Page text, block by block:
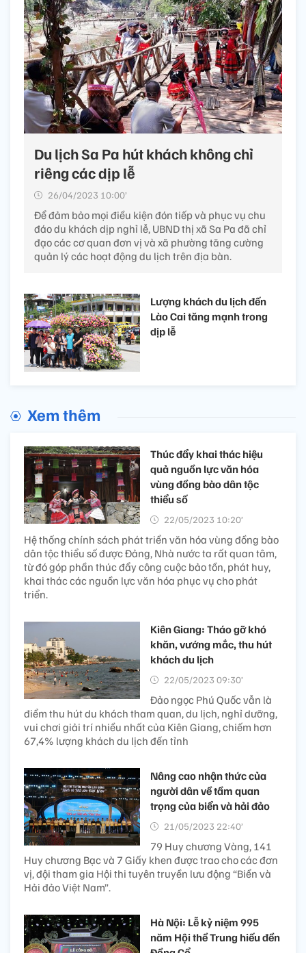
Du lịch Sa Pa hút khách không chỉ
riêng các dịp lễ
26/04/2023 10:00’
Để đảm bảo mọi điều kiện đón tiếp và phục vụ chu
đáo du khách dịp nghỉ lễ, UBND thị xã Sa Pa đã chỉ
đạo các cơ quan đơn vị và xã phường tăng cường
quản lý các hoạt động du lịch trên địa bàn.
Lượng khách du lịch đến
Lào Cai tăng mạnh trong
dịp lễ
Xem thêm
Thúc đẩy khai thác hiệu
quả nguồn lực văn hóa
vùng đồng bào dân tộc
thiểu số
22/05/2023 10:20’
Hệ thống chính sách phát triển văn hóa vùng đồng bào
dân tộc thiểu số được Đảng, Nhà nước ta rất quan tâm,
từ đó góp phần thúc đẩy công cuộc bảo tồn, phát huy,
khai thác các nguồn lực văn hóa phục vụ cho phát
triển.
Kiên Giang: Tháo gỡ khó
khăn, vướng mắc, thu hút
khách du lịch
22/05/2023 09:30’
Đảo ngọc Phú Quốc vẫn là
điểm thu hút du khách tham quan, du lịch, nghỉ dưỡng,
vui chơi giải trí nhiều nhất của Kiên Giang, chiếm hơn
67,4% lượng khách du lịch đến tỉnh
Nâng cao nhận thức của
người dân về tầm quan
trọng của biển và hải đảo
21/05/2023 22:40’
79 Huy chương Vàng, 141
Huy chương Bạc và 7 Giấy khen được trao cho các đơn
vị, đội tham gia Hội thi tuyên truyền lưu động “Biển và
Hải đảo Việt Nam”.
Hà Nội: Lễ kỷ niệm 995
năm Hội thề Trung hiếu đền